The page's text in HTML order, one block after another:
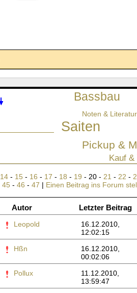
Saiten
Bassbau
Pickup &
Kauf &
Noten & Literatur
14 - 15 - 16 - 17 - 18 - 19 - 20 - 21 - 22 -
45 - 46 - 47 | Einen Beitrag ins Forum
Autor Letzter Beitrag
Leopold
16.12.2010,
12:02:15
Hßn
16.12.2010,
00:02:06
Pollux
11.12.2010,
13:59:47